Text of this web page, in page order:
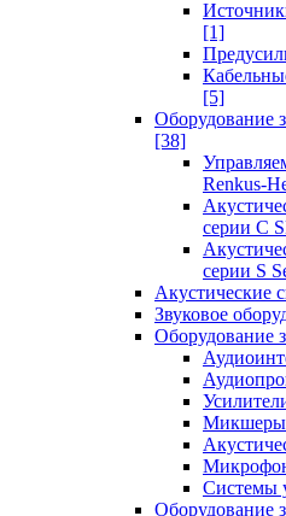
[1]
[5]
Оборудование
[38]
Renkus-
серии C
серии S
Акустические
Звуковое
Оборудование
Микшеры
Системы
Оборудование